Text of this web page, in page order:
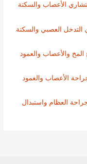
الأعصاب والسكتة
العصبي والسكتة
والأعصاب والعمود
الأعصاب والعمود
العظام واستبدال